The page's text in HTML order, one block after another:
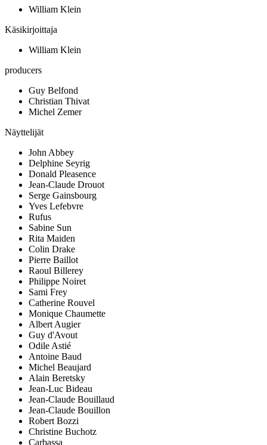
William Klein
Käsikirjoittaja
William Klein
producers
Guy Belfond
Christian Thivat
Michel Zemer
Näyttelijät
John Abbey
Delphine Seyrig
Donald Pleasence
Jean-Claude Drouot
Serge Gainsbourg
Yves Lefebvre
Rufus
Sabine Sun
Rita Maiden
Colin Drake
Pierre Baillot
Raoul Billerey
Philippe Noiret
Sami Frey
Catherine Rouvel
Monique Chaumette
Albert Augier
Guy d'Avout
Odile Astié
Antoine Baud
Michel Beaujard
Alain Beretsky
Jean-Luc Bideau
Jean-Claude Bouillaud
Jean-Claude Bouillon
Robert Bozzi
Christine Buchotz
Carbassa